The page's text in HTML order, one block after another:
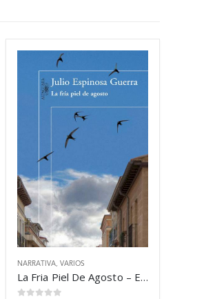
NARRATIVA VARIOS
La Fria Piel De Agosto – Espinosa Guerra Julio